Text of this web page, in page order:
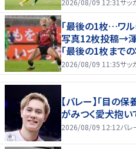
｢最後の1枚…ワ
写真12枚投稿→渾
｢最後の1枚まで
んだけ好きなんよ
2026/08/09 11:35サッ
【バレー】「目の
がみつく愛犬抱い
2026/08/09 12:12バレ